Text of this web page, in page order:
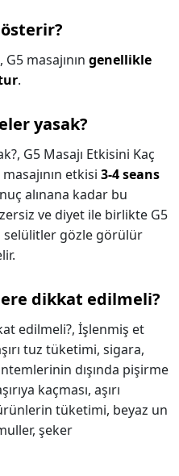
G5 masajının genellikle
.
yasak?
G5 Masajı Etkisini Kaç
etkisi 3-4 seans
alınana kadar bu
ve diyet ile birlikte G5
selülitler gözle görülür
dikkat edilmeli?
edilmeli?, İşlenmiş et
tuz tüketimi, sigara,
dışında pişirme
kaçması, aşırı
tüketimi, beyaz un
şeker